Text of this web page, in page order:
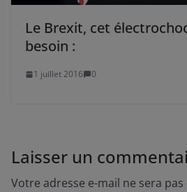
Le Brexit, cet
besoin :
1 juillet 2016 0
Laisser un
Votre adresse e-mail ne sera pas